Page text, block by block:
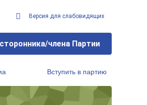
Версия для слабовидящих
члена Партии
Вступить в партию